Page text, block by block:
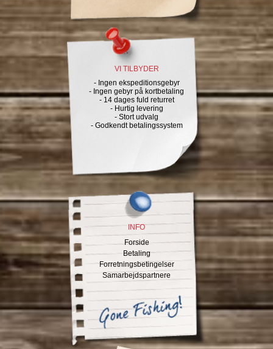
VI TILBYDER
- Ingen ekspeditionsgebyr
- Ingen gebyr på kortbetaling
- 14 dages fuld returret
- Hurtig levering
- Stort udvalg
- Godkendt betalingssystem
INFO
Forside
Betaling
Forretningsbetingelser
Samarbejdspartnere